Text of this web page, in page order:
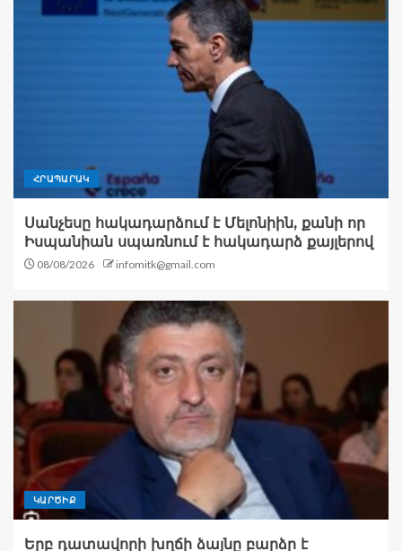
ՀՐԱՊԱՐԱԿ
Սանչեսը հակադարձում է Մելոնիին, քանի որ
Իսպանիան սպառնում է հակադարձ քայլերով
08/08/2026 infomitk@gmail.com
ԿԱՐԾԻՔ
Երբ դատավորի խղճի ձայնը բարձր է